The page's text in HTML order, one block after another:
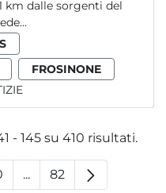
km dalle sorgenti del
FROSINONE
- 145 su 410 risultati.
...Pagine intermedie
Pagina
82